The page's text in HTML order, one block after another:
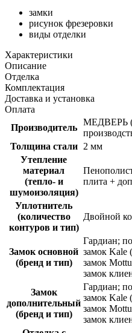
замки
рисунок фрезеровки
виды отделки
Характеристики
Описание
Отделка
Комплектация
Доставка и установка
Оплата
Производитель
МЕДВЕРЬ
Толщина стали
2 мм
Утепление
материал
(тепло- и
шумоизоляция)
плита +
Уплотнитель
(количество
контуров и тип)
Двойной
Замок основной
(бренд и тип)
Гардиан;
замок
замок
замок
Замок
дополнительный
(бренд и тип)
Гардиан;
замок
замок
замок